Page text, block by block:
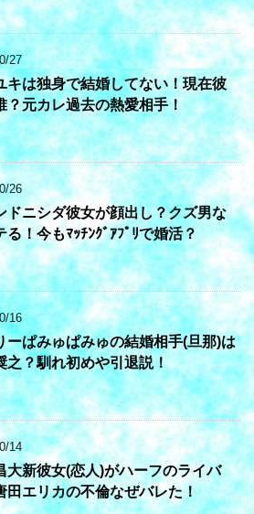
27
キは独身で結婚してない！現在彼
？元カレ過去の熱愛相手！
26
ドニシダ彼女が顔出し？クズ男な
る！今もﾏｯﾁﾝｸﾞｱﾌﾟﾘで婚活？
16
ーぱみゅぱみゅの結婚相手(旦那)は
之？馴れ初めや引退説！
14
大新彼女(恋人)がハーフのライバ
田エリカの不倫なぜバレた！